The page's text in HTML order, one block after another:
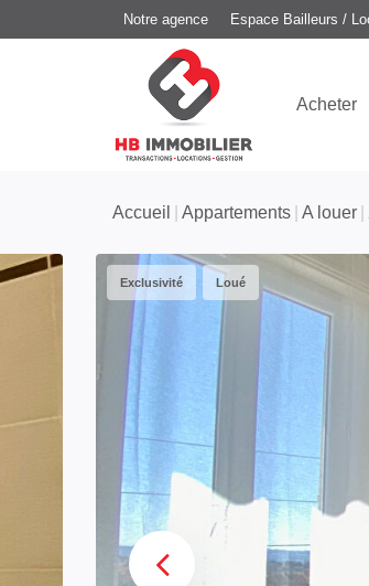
Notre agence Espace Bailleurs /
Acheter
Accueil Appartements A louer
Exclusivité Loué